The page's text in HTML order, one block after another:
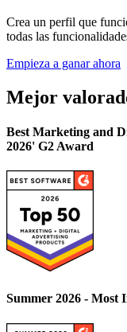
Crea un perfil que
todas las
Empieza a ganar ahora
Mejor
Best Marketing and
2026' G2 Award
Summer 2026 - Most